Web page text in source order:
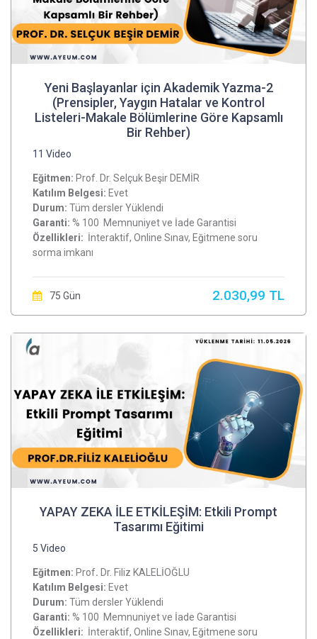
Yeni Başlayanlar için Akademik Yazma-2
(Prensipler, Yaygın Hatalar ve Kontrol
Listeleri-Makale Bölümlerine Göre Kapsamlı
Bir Rehber)
11 Video
Eğitmen: Prof. Dr. Selçuk Beşir DEMİR
Katılım Belgesi: Evet
Durum: Tüm dersler Yüklendi
Garanti: % 100 Memnuniyet ve İade Garantisi
Özellikleri: İnteraktif, Online Sınav, Eğitmene soru
sorma imkanı
75 Gün 2.030,99 TL
YAPAY ZEKA İLE ETKİLEŞİM: Etkili Prompt
Tasarımı Eğitimi
5 Video
Eğitmen: Prof. Dr. Filiz KALELİOĞLU
Katılım Belgesi: Evet
Durum: Tüm dersler Yüklendi
Garanti: % 100 Memnuniyet ve İade Garantisi
Özellikleri: İnteraktif, Online Sınav, Eğitmene soru